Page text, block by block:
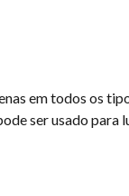
em todos os
ser usado